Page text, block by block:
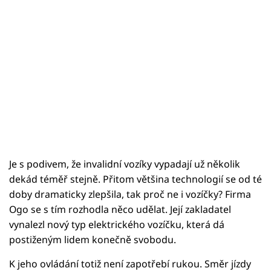
Je s podivem, že invalidní vozíky vypadají už několik
dekád téměř stejně. Přitom většina technologií se od té
doby dramaticky zlepšila, tak proč ne i vozíčky? Firma
Ogo se s tím rozhodla něco udělat. Její zakladatel
vynalezl nový typ elektrického vozíčku, která dá
postiženým lidem konečně svobodu.
K jeho ovládání totiž není zapotřebí rukou. Směr jízdy